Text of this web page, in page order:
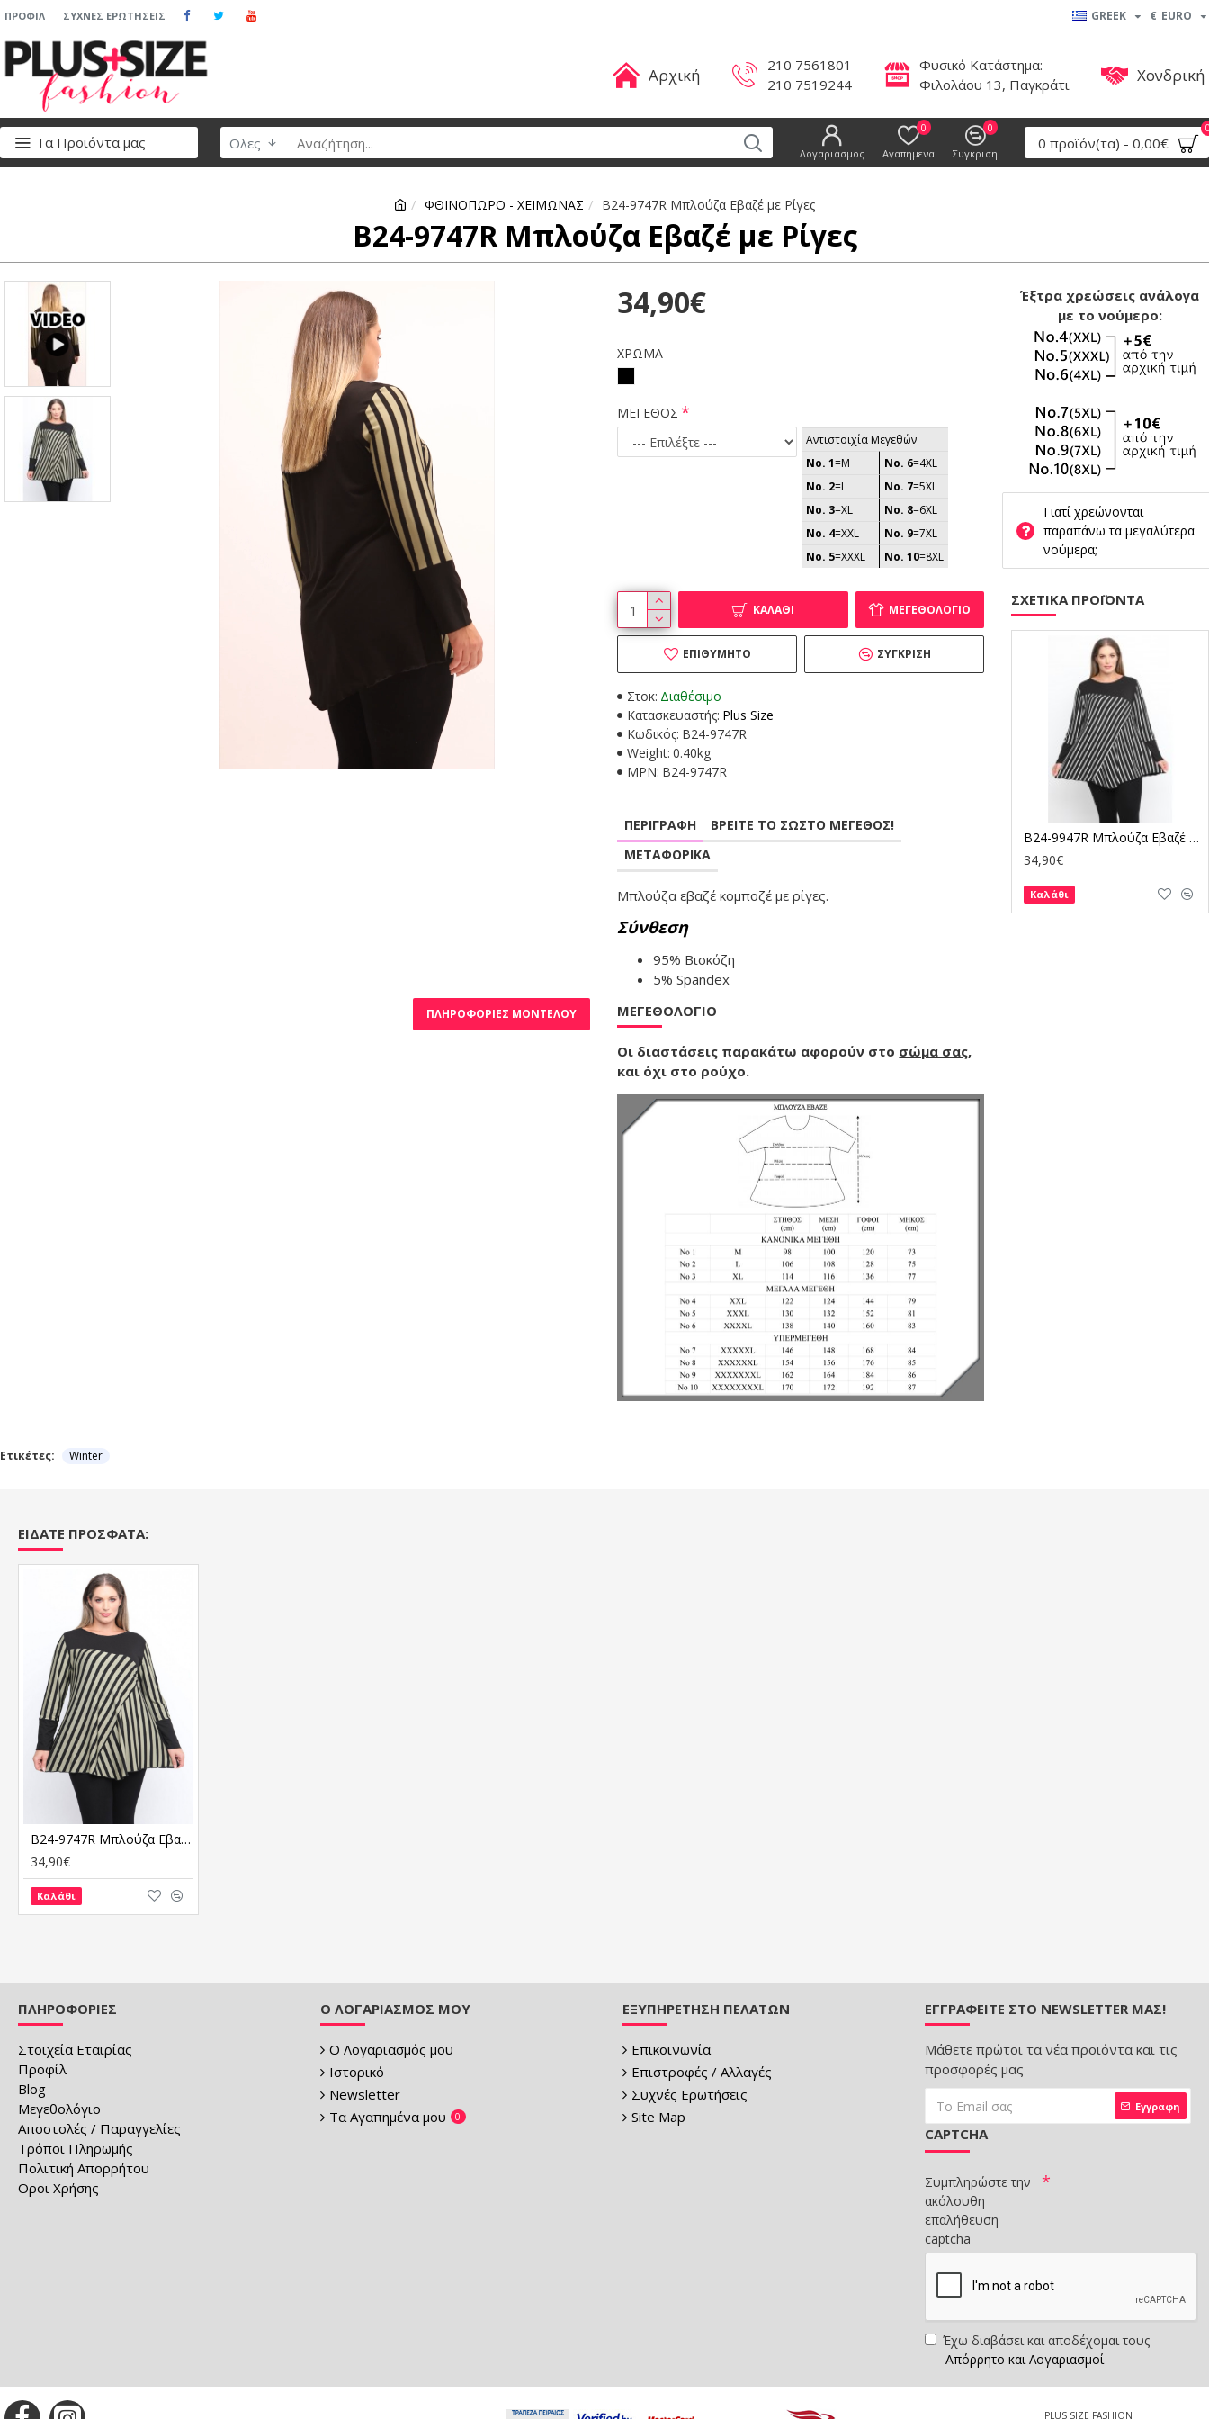
ΠΡΟΦΊΛ ΣΥΧΝΈΣ ΕΡΩΤΉΣΕΙΣ GREEK € EURO
Αρχική
210 7561801
210 7519244
Φυσικό Κατάστημα:
Φιλολάου 13, Παγκράτι
Χονδρική
Τα Προϊόντα μας Ολες
Λογαριασμος Αγαπημενα
0
Συγκριση
0
0 προϊόν(τα) - 0,00€
ΦΘΙΝΟΠΩΡΟ - ΧΕΙΜΩΝΑΣ B24-9747R Μπλούζα Εβαζέ με Ρίγες
B24-9747R Μπλούζα Εβαζέ με Ρίγες
ΠΛΗΡΟΦΟΡΊΕΣ ΜΟΝΤΈΛΟΥ
Στοκ: Διαθέσιμο
Κατασκευαστής: Plus Size
Κωδικός: B24-9747R
Weight: 0.40kg
MPN: B24-9747R
34,90€
ΧΡΩΜΑ
ΜΕΓΕΘΟΣ
Αντιστοιχία Μεγεθών
No. 1=M No. 6=4XL
No. 2=L No. 7=5XL
No. 3=XL No. 8=6XL
No. 4=XXL No. 9=7XL
No. 5=XXXL No. 10=8XL
ΚΑΛΆΘΙ ΜΕΓΕΘΟΛΌΓΙΟ
ΕΠΙΘΥΜΗΤΌ ΣΎΓΚΡΙΣΗ
ΠΕΡΙΓΡΑΦΗ
ΒΡΕΙΤΕ ΤΟ ΣΩΣΤΟ ΜΕΓΕΘΟΣ!
ΜΕΤΑΦΟΡΙΚΑ
Μπλούζα εβαζέ κομποζέ με ρίγες.
Σύνθεση
95% Βισκόζη
5% Spandex
ΜΕΓΕΘΟΛΌΓΙΟ
Οι διαστάσεις παρακάτω αφορούν στο σώμα σας,
και όχι στο ρούχο.
Ετικέτες: Winter
Έξτρα χρεώσεις ανάλογα
με το νούμερο:
Γιατί χρεώνονται
παραπάνω τα μεγαλύτερα
νούμερα;
ΣΧΕΤΙΚΑ ΠΡΟΪΟΝΤΑ
B24-9947R Μπλούζα Εβαζέ με Ρίγες
34,90€
Καλάθι
ΕΙΔΑΤΕ ΠΡΟΣΦΑΤΑ:
B24-9747R Μπλούζα Εβαζέ με Ρίγες
34,90€
Καλάθι
ΠΛΗΡΟΦΟΡΙΕΣ
Στοιχεία Εταιρίας
Προφίλ
Blog
Μεγεθολόγιο
Αποστολές / Παραγγελίες
Τρόποι Πληρωμής
Πολιτική Απορρήτου
Οροι Χρήσης
Ο ΛΟΓΑΡΙΑΣΜΌΣ ΜΟΥ
Ο Λογαριασμός μου
Ιστορικό
Newsletter
Τα Αγαπημένα μου
0
ΕΞΥΠΗΡΈΤΗΣΗ ΠΕΛΑΤΏΝ
Επικοινωνία
Επιστροφές / Αλλαγές
Συχνές Ερωτήσεις
Site Map
ΕΓΓΡΑΦΕΊΤΕ ΣΤΟ NEWSLETTER ΜΑΣ!
Μάθετε πρώτοι τα νέα προϊόντα και τις
προσφορές μας
Εγγραφη
CAPTCHA
Συμπληρώστε την
ακόλουθη
επαλήθευση
captcha
Έχω διαβάσει και αποδέχομαι τους
Απόρρητο και Λογαριασμοί
PLUS SIZE FASHION